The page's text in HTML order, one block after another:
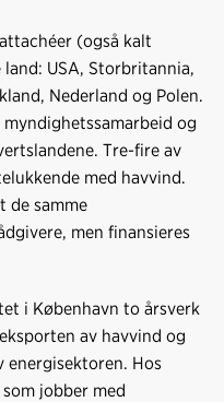
(også kalt
USA, Storbritannia,
Nederland og Polen.
og
Tre-fire av
med havvind.
de samme
men finansieres
i København to årsverk
av havvind og
energisektoren. Hos
jobber med